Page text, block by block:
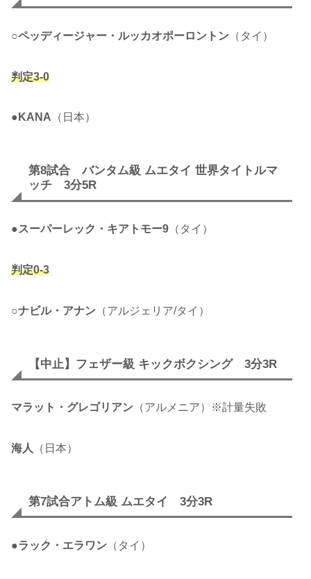
○ペッディージャー・ルッカオポーロントン （タイ）
判定3-0
● KANA （日本）
第8試合 バンタム級 ムエタイ 世界タイトルマ
ッチ 3分5R
●スーパーレック・キアトモー9 （タイ）
判定0-3
○ナビル・アナン （アルジェリア/タイ）
【中止】フェザー級 キックボクシング 3分3R
マラット・グレゴリアン （アルメニア）※計量失敗
海人 （日本）
第7試合アトム級 ムエタイ 3分3R
●ラック・エラワン （タイ）